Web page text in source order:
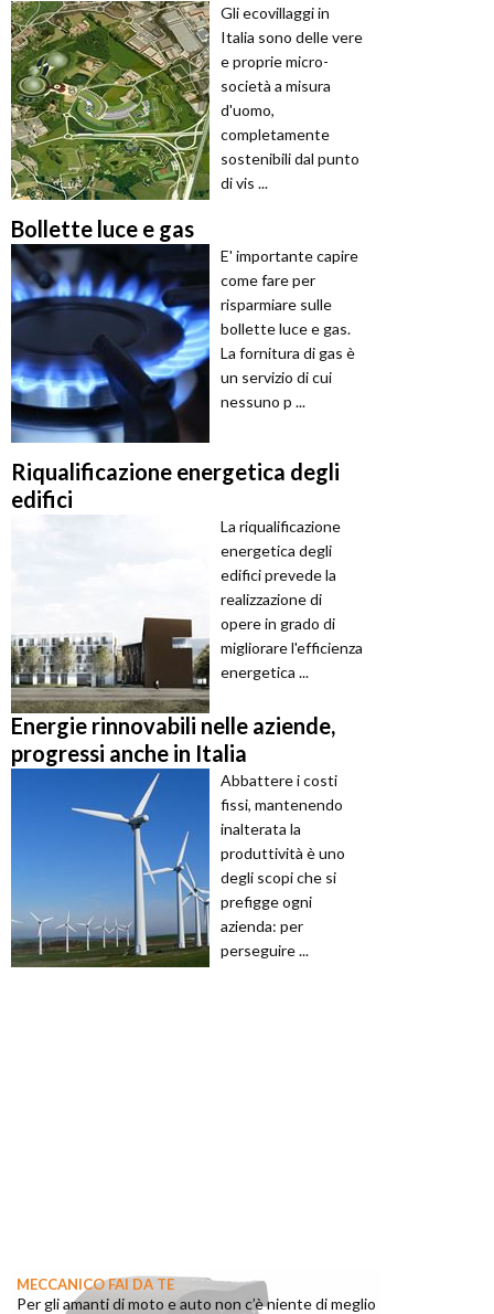
Gli ecovillaggi in
Italia sono delle vere
e proprie micro-
società a misura
d'uomo,
completamente
sostenibili dal punto
di vis ...
Bollette luce e gas
E' importante capire
come fare per
risparmiare sulle
bollette luce e gas.
La fornitura di gas è
un servizio di cui
nessuno p ...
Riqualificazione energetica degli
edifici
La riqualificazione
energetica degli
edifici prevede la
realizzazione di
opere in grado di
migliorare l'efficienza
energetica ...
Energie rinnovabili nelle aziende,
progressi anche in Italia
Abbattere i costi
fissi, mantenendo
inalterata la
produttività è uno
degli scopi che si
prefigge ogni
azienda: per
perseguire ...
MECCANICO FAI DA TE
Per gli amanti di moto e auto non c’è niente di meglio